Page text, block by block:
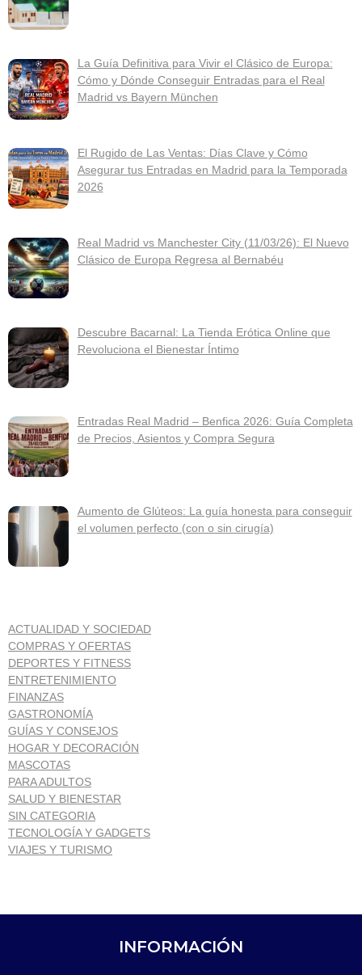
La Guía Definitiva para Vivir el Clásico de Europa:
Cómo y Dónde Conseguir Entradas para el Real
Madrid vs Bayern München
El Rugido de Las Ventas: Días Clave y Cómo
Asegurar tus Entradas en Madrid para la Temporada
2026
Real Madrid vs Manchester City (11/03/26): El Nuevo
Clásico de Europa Regresa al Bernabéu
Descubre Bacarnal: La Tienda Erótica Online que
Revoluciona el Bienestar Íntimo
Entradas Real Madrid – Benfica 2026: Guía Completa
de Precios, Asientos y Compra Segura
Aumento de Glúteos: La guía honesta para conseguir
el volumen perfecto (con o sin cirugía)
ACTUALIDAD Y SOCIEDAD
COMPRAS Y OFERTAS
DEPORTES Y FITNESS
ENTRETENIMIENTO
FINANZAS
GASTRONOMÍA
GUÍAS Y CONSEJOS
HOGAR Y DECORACIÓN
MASCOTAS
PARA ADULTOS
SALUD Y BIENESTAR
SIN CATEGORIA
TECNOLOGÍA Y GADGETS
VIAJES Y TURISMO
INFORMACIÓN